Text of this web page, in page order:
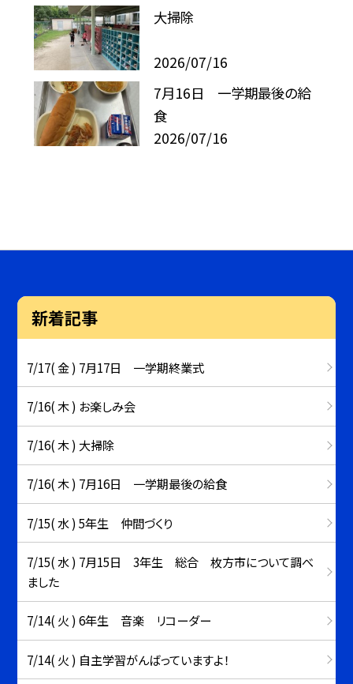
大掃除
2026/07/16
7月16日 一学期最後の給
食
2026/07/16
新着記事
7/17( 金 ) 7月17日 一学期終業式
7/16( 木 ) お楽しみ会
7/16( 木 ) 大掃除
7/16( 木 ) 7月16日 一学期最後の給食
7/15( 水 ) 5年生 仲間づくり
7/15( 水 ) 7月15日 3年生 総合 枚方市について調べ
ました
7/14( 火 ) 6年生 音楽 リコーダー
7/14( 火 ) 自主学習がんばっていますよ！